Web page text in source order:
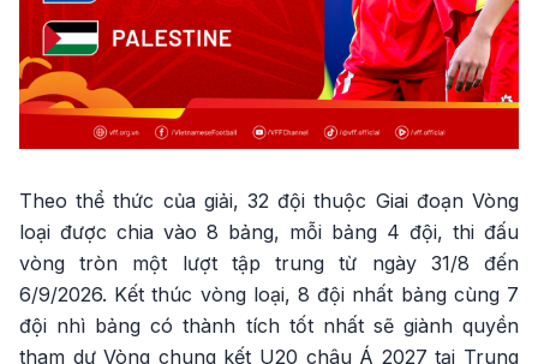
Theo thể thức của giải, 32 đội thuộc Giai đoạn Vòng
loại được chia vào 8 bảng, mỗi bảng 4 đội, thi đấu
vòng tròn một lượt tập trung từ ngày 31/8 đến
6/9/2026. Kết thúc vòng loại, 8 đội nhất bảng cùng 7
đội nhì bảng có thành tích tốt nhất sẽ giành quyền
tham dự Vòng chung kết U20 châu Á 2027 tại Trung